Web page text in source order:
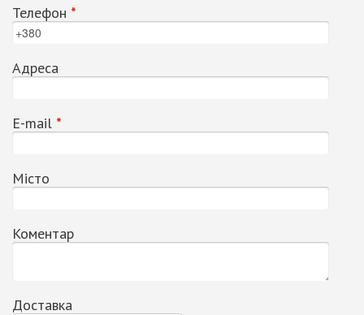
Телефон *
Адреса
Е-mail *
Місто
Коментар
Доставка